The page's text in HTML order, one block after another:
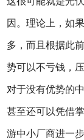
因。理论上，如
多，而且根据此
势可以不亏钱，
对于没有优势的
甚至还可以凭借
游中小厂商进一